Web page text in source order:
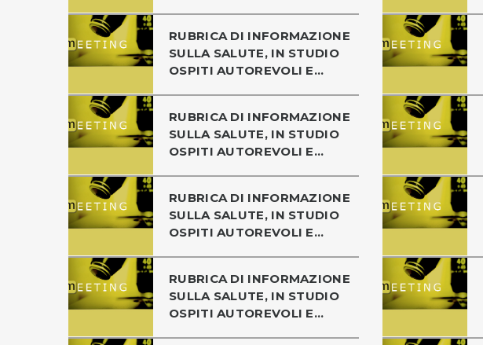
RUBRICA DI INFORMAZIONE
SULLA SALUTE, IN STUDIO
OSPITI AUTOREVOLI E...
RUBRICA DI INFORMAZIONE
SULLA SALUTE, IN STUDIO
OSPITI AUTOREVOLI E...
RUBRICA DI INFORMAZIONE
SULLA SALUTE, IN STUDIO
OSPITI AUTOREVOLI E...
RUBRICA DI INFORMAZIONE
SULLA SALUTE, IN STUDIO
OSPITI AUTOREVOLI E...